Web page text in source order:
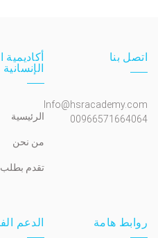
اتصل بنا
Info@hsracademy.com
00966571664064
أكاديمية
الإنسانية
الرئيسية
من نحن
تقدم
روابط هامة الدعم